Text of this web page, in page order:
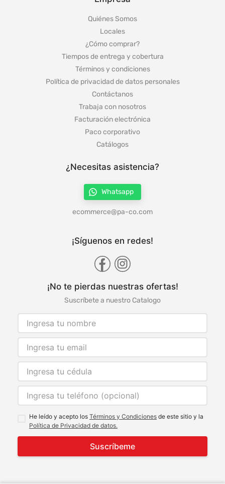
Quiénes Somos
Locales
¿Cómo comprar?
Tiempos de entrega y cobertura
Términos y condiciones
Política de privacidad de datos personales
Contáctanos
Trabaja con nosotros
Facturación electrónica
Paco corporativo
Catálogos
¿Necesitas asistencia?
Whatsapp
ecommerce@pa-co.com
¡Síguenos en redes!
¡No te pierdas nuestras ofertas!
Suscríbete a nuestro Catalogo
He leído y acepto los Términos y Condiciones de este sitio y la
Política de Privacidad de datos.
Suscríbeme